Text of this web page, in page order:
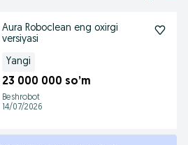
Aura Roboclean eng oxirgi
versiyasi
Yangi
23 000 000 so’m
Beshrobot
14/07/2026